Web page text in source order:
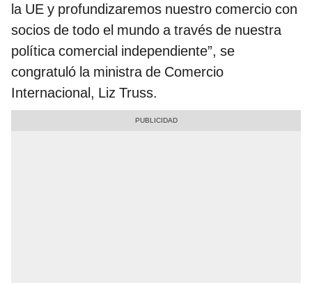
la UE y profundizaremos nuestro comercio con
socios de todo el mundo a través de nuestra
política comercial independiente”, se
congratuló la ministra de Comercio
Internacional, Liz Truss.